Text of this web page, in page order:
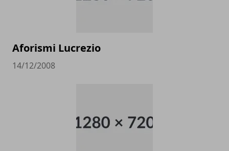
Aforismi Lucrezio
14/12/2008